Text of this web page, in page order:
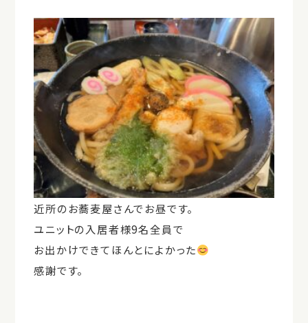
近所のお蕎麦屋さんでお昼です。
ユニットの入居者様9名全員で
お出かけできてほんとによかった
感謝です。